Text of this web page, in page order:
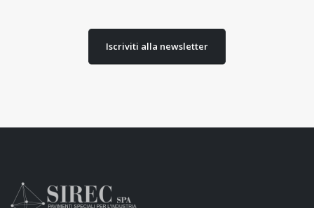
Iscriviti alla newsletter